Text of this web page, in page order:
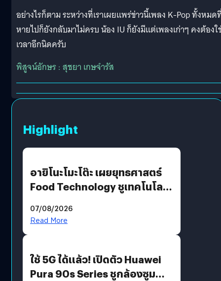
อย่างไรก็ตาม ระหว่างที่เราเผยแพร่ข่าวนี้เพลง K-Pop ทั้งหมด
หายไปก็ยังกลับมาไม่ครบ น้อง IU ก็ยังมีแต่เพลงเก่าๆ คงต้องใ
เวลาอีกนิดครับ
พิสูจน์อักษร : สุชยา เกษจำรัส
Highlight
อายิโนะโมะโต๊ะ เผยยุทธศาสตร์
Food Technology ชูเทคโนโลยี
บริโภคและ B2B
07/08/2026
Read More
ใช้ 5G ได้แล้ว! เปิดตัว Huawei
Pura 90s Series ชูกล้องซูม